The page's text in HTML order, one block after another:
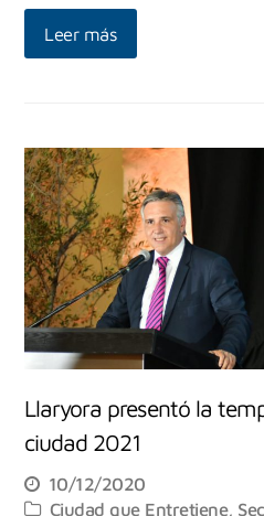
Leer más
Llaryora presentó la
ciudad 2021
10/12/2020
Ciudad que Entretiene,